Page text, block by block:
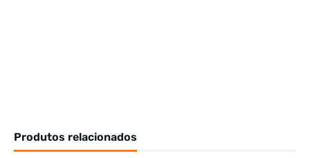
Produtos relacionados